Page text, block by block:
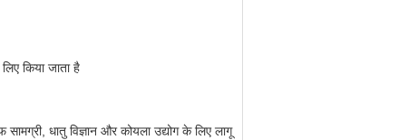
किया जाता है
धातु विज्ञान और कोयला उद्योग के लिए लागू